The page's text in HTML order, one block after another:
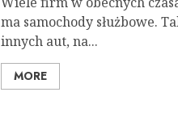
ma samochody służbowe.
innych aut, na...
MORE